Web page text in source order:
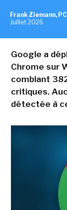
Frank Ziemann,
Juillet 2026
Google a
Chrome sur
comblant
critiques.
détectée à